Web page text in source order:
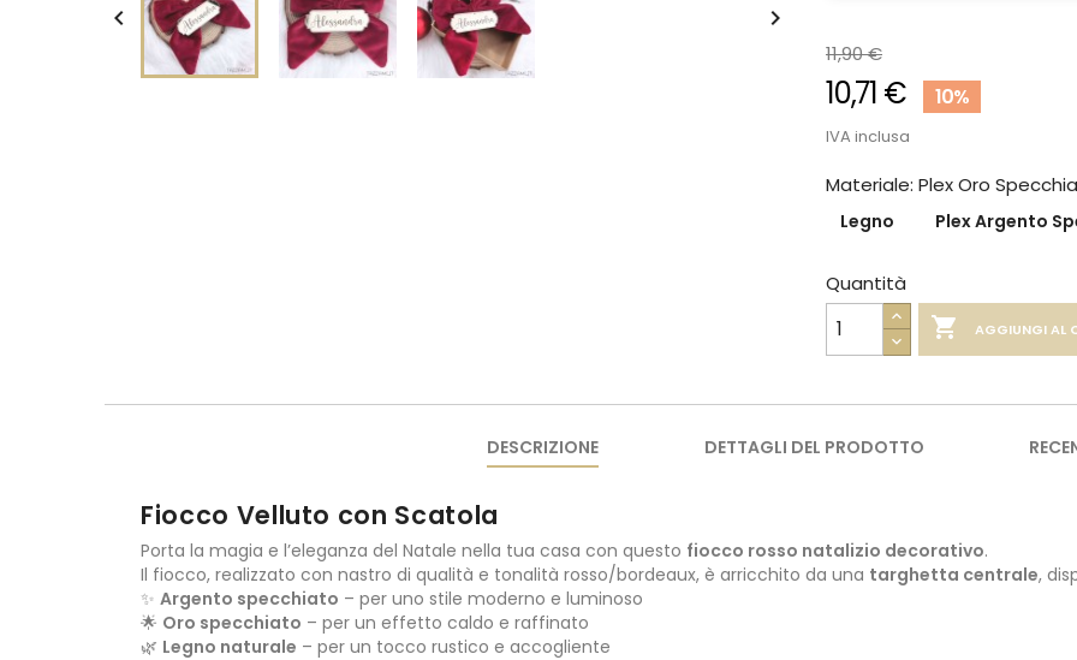
 
11,90 €
10,71 € 10%
IVA inclusa
Materiale: Plex Oro
Legno Plex Argento
Quantità
 AGGIUNGI AL
DESCRIZIONE DETTAGLI DEL PRODOTTO
Fiocco Velluto con Scatola
Porta la magia e l’eleganza del Natale nella tua casa con questo fiocco rosso natalizio decorativo.
Il fiocco, realizzato con nastro di qualità e tonalità rosso/bordeaux, è arricchito da una targhetta centrale,
✨ Argento specchiato – per uno stile moderno e luminoso
🌟 Oro specchiato – per un effetto caldo e raffinato
🌿 Legno naturale – per un tocco rustico e accogliente